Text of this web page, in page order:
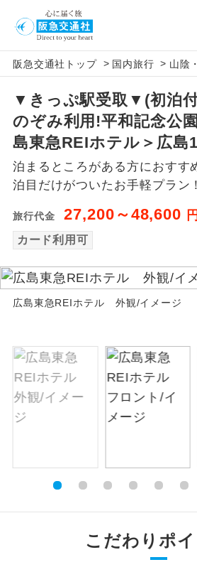
阪急交通社トップ > 国内旅行 > 山陰
▼きっぷ駅受取▼(初泊
のぞみ利用!平和記念公
島東急REIホテル＞広島
泊まるところがある方におすす
泊目だけがついたお手軽プラン！
旅行代金 27,200～48,600 円
カード利用可
広島東急REIホテル 外観/イメージ
こだわりポイ
アイコン
添乗員同行
往路出発空港（
（駅）まで同行
現地添乗員同
行
現地到着空港（
（駅）まで添乗
バスガイド乗
務
バスガイドが乗
があります。
世界遺産
ユネスコに登録
然遺産を訪ねる
絶景 絶景スポットに
温泉 温泉地にも宿泊
ご宿泊ホテルに
大浴場 ご宿泊ホテルに
く）